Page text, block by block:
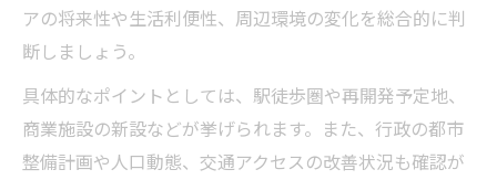
アの将来性や生活利便性、周辺環境の変化を総合的に判
断しましょう。
具体的なポイントとしては、駅徒歩圏や再開発予定地、
商業施設の新設などが挙げられます。また、行政の都市
整備計画や人口動態、交通アクセスの改善状況も確認が